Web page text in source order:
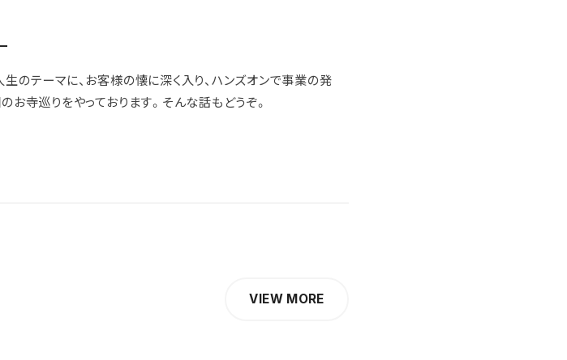
のテーマに、お客様の懐に深く入り、ハンズオンで事業の発
お寺巡りをやっております。そんな話もどうぞ。
VIEW MORE